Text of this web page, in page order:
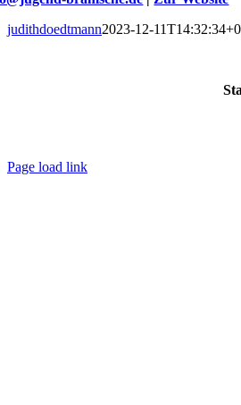
judithdoedtmann2023-12-
Page load link